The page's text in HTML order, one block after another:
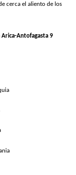
cerca el aliento de los
Antofagasta 9